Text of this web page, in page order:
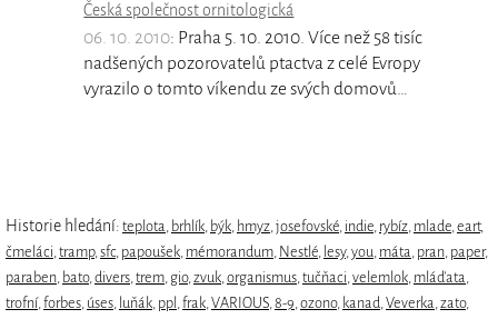
Česká společnost ornitologická
06. 10. 2010: Praha 5. 10. 2010. Více než 58 tisíc
nadšených pozorovatelů ptactva z celé Evropy
vyrazilo o tomto víkendu ze svých domovů…
Historie hledání: teplota, brhlík, býk, hmyz,josefovské, indie, rybíz, mlade,eart,
čmeláci,tramp,sfc, papoušek, mémorandum, Nestlé, lesy,you, máta, pran, paper,
paraben, bato,divers,trem, gio,zvuk,organismus,tučňaci,velemlok, mláďata,
trofní,forbes, úses, luňák, ppl ,frak,VARIOUS,8-9,ozono, kanad,Veverka,zato,